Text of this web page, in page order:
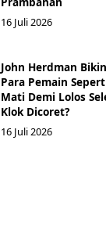
16 Juli 2026
John Herdman
Para Pemain
Mati Demi Lolos
Klok Dicoret?
16 Juli 2026